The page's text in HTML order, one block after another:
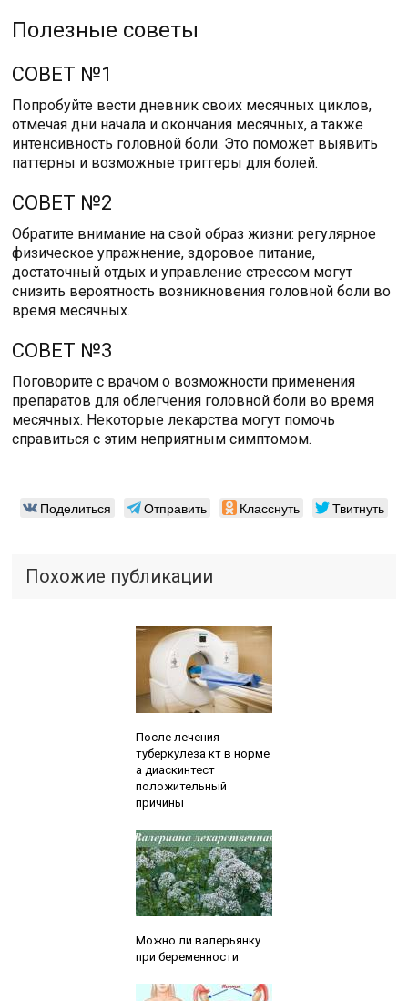
Полезные советы
СОВЕТ №1
Попробуйте вести дневник своих месячных циклов,
отмечая дни начала и окончания месячных, а также
интенсивность головной боли. Это поможет выявить
паттерны и возможные триггеры для болей.
СОВЕТ №2
Обратите внимание на свой образ жизни: регулярное
физическое упражнение, здоровое питание,
достаточный отдых и управление стрессом могут
снизить вероятность возникновения головной боли во
время месячных.
СОВЕТ №3
Поговорите с врачом о возможности применения
препаратов для облегчения головной боли во время
месячных. Некоторые лекарства могут помочь
справиться с этим неприятным симптомом.
Поделиться Отправить Класснуть Твитнуть
Похожие публикации
После лечения
туберкулеза кт в норме
а диаскинтест
положительный
причины
Можно ли валерьянку
при беременности